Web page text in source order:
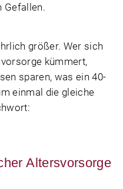
Gefallen.
größer. Wer sich
kümmert,
sparen, was ein 40-
einmal die gleiche
Altersvorsorge